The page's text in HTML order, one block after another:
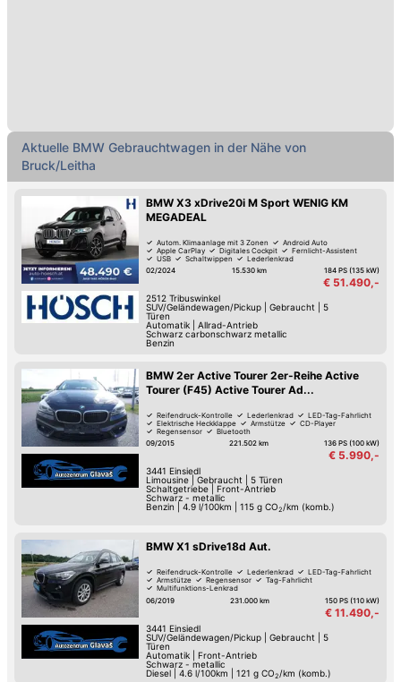
Aktuelle BMW Gebrauchtwagen in der Nähe von
Bruck/Leitha
BMW X3 xDrive20i M Sport WENIG KM
MEGADEAL
Autom. Klimaanlage mit 3 Zonen
Android Auto
Apple CarPlay
Digitales Cockpit
Fernlicht-Assistent
USB
Schaltwippen
Lederlenkrad
02/2024
15.530 km 184 PS (135 kW)
€ 51.490,-
2512 Tribuswinkel
SUV/Geländewagen/Pickup| Gebraucht
5
Türen
Automatik| Allrad-Antrieb
Schwarz carbonschwarz metallic
Benzin
BMW 2er Active Tourer 2er-Reihe Active
Tourer (F45) Active Tourer Ad...
Reifendruck-Kontrolle Lederlenkrad
LED-Tag-Fahrlicht
Elektrische Heckklappe
Armstütze
CD-Player
Regensensor
Bluetooth
09/2015
221.502 km 136 PS (100 kW)
€ 5.990,-
3441 Einsiedl
Limousine| Gebraucht
5 Türen
Schaltgetriebe| Front-Antrieb
Schwarz - metallic
Benzin
4.9 l/100km 115 g CO2 /km (komb.)
BMW X1 sDrive18d Aut.
Reifendruck-Kontrolle Lederlenkrad
LED-Tag-Fahrlicht
Armstütze
Regensensor
Tag-Fahrlicht
Multifunktions-Lenkrad
Zentralverriegelung mit Fernbedienung
06/2019 231.000 km 150 PS (110 kW)
€ 11.490,-
3441 Einsiedl
SUV/Geländewagen/Pickup| Gebraucht
5
Türen
Automatik| Front-Antrieb
Schwarz - metallic
Diesel
4.6 l/100km 121 g CO2 /km (komb.)